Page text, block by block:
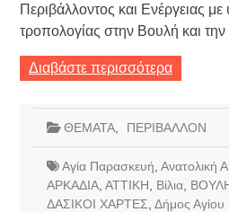
Περιβάλλοντος και Ενέργειας
τροπολογίας στην Βουλή και την
Διαβάστε περισσότερα
ΘΕΜΑΤΑ, ΠΕΡΙΒΑΛΛΟΝ
Αγία Παρασκευή Ανατολική
ΑΡΚΑΔΙΑ, ΑΤΤΙΚΗ Βίλια,
ΔΑΣΙΚΟΙ ΧΑΡΤΕΣ Δήμος Αγίου